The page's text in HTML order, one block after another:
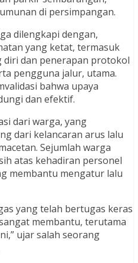
di persimpangan.
dilengkapi dengan,
yang ketat, termasuk
dan penerapan protokol
pengguna jalur, utama.
bahwa upaya
dan efektif.
dari warga, yang
dari kelancaran arus lalu
Sejumlah warga
atas kehadiran personel
membantu mengatur lalu
yang telah bertugas keras
membantu, terutama
ujar salah seorang